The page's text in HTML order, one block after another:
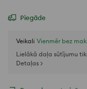
Piegāde
Veikali Vienmēr bez
Lielākā daļa sūtījumu
Detaļas >